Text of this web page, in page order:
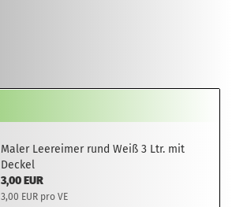
Maler Leereimer rund Weiß 3 Ltr. mit
Deckel
3,00 EUR
3,00 EUR pro VE